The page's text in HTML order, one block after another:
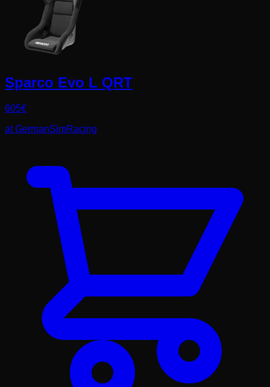
Sparco Evo L QRT
605€
at GermanSimRacing